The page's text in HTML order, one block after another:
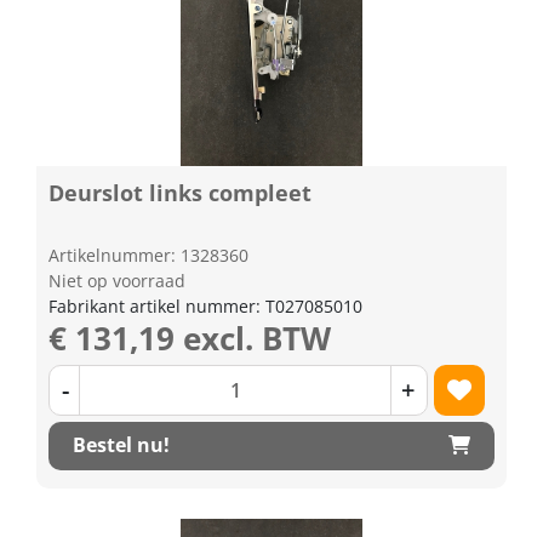
Deurslot links compleet
Artikelnummer: 1328360
Niet op voorraad
Fabrikant artikel nummer: T027085010
€ 131,19 excl. BTW
- +
Bestel nu!